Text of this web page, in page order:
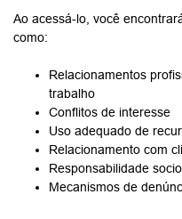
Ao acessá-lo, você
como:
Relacionamentos
trabalho
Conflitos de interesse
Uso adequado de
Relacionamento com
Responsabilidade
Mecanismos de